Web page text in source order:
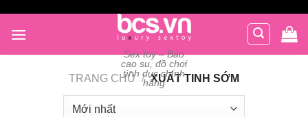
nội
Sex toy – Bao
cao su, đồ chơi
tình dục chính
hãng
TRANG CHỦ / XUẤT TINH SỚM